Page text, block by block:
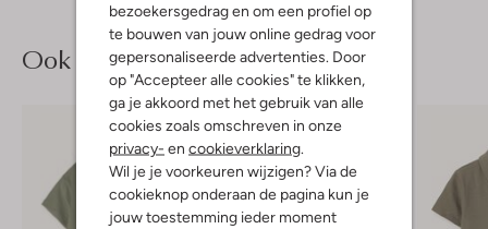
bezoekersgedrag en om een profiel op
te bouwen van jouw online gedrag voor
gepersonaliseerde advertenties. Door
op "Accepteer alle cookies" te klikken,
ga je akkoord met het gebruik van alle
cookies zoals omschreven in onze
privacy- en cookieverklaring
Wil je je voorkeuren wijzigen? Via de
cookieknop onderaan de pagina kun je
jouw toestemming ieder moment
Ook iets voor jou?